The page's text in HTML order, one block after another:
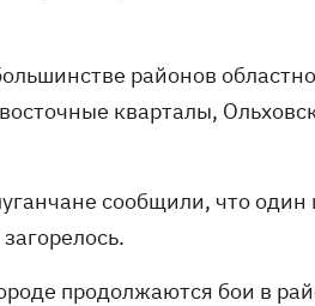
районов
кварталы,
сообщили, что
продолжаются бои в